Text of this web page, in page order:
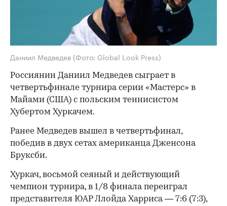
Даниил Медведев (Фото: Global Look Press)
Россиянин Даниил Медведев сыграет в
четвертьфинале турнира серии «Мастерс» в
Майами (США) с польским теннисистом
Хубертом Хуркачем.
Ранее Медведев вышел в четвертьфинал,
победив в двух сетах американца Дженсона
Бруксби.
Хуркач, восьмой сеяный и действующий
чемпион турнира, в 1/8 финала переиграл
представителя ЮАР Ллойда Харриса — 7:6 (7:3),